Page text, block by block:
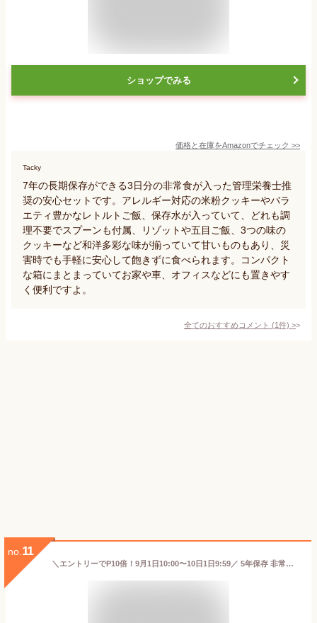
ショップでみる
価格と在庫をAmazonでチェック >>
Tacky
7年の長期保存ができる3日分の非常食が入った管理栄養士推
奨の安心セットです。アレルギー対応の米粉クッキーやバラ
エティ豊かなレトルトご飯、保存水が入っていて、どれも調
理不要でスプーンも付属、リゾットや五目ご飯、3つの味の
クッキーなど和洋多彩な味が揃っていて甘いものもあり、災
害時でも手軽に安心して飽きずに食べられます。コンパクト
な箱にまとまっていてお家や車、オフィスなどにも置きやす
く便利ですよ。
全てのおすすめコメント (1件) >
no. 11
＼エントリーでP10倍！9月1日10:00〜10日1日9:59／ 5年保存 非常食セット 3日分 16種類 20品 防災士監修 カロリー計算済 3日分 Aセット 非常食セット3日間（水なし） おかず ご飯 ごはん